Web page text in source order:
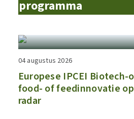
programma
04 augustus 2026
​​Europese IPCEI
food- of feedinnovatie
radar​